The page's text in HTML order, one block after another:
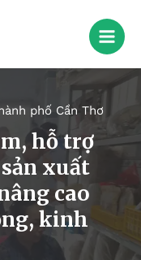
phố Cần Thơ
hỗ trợ
xuất
cao
kinh